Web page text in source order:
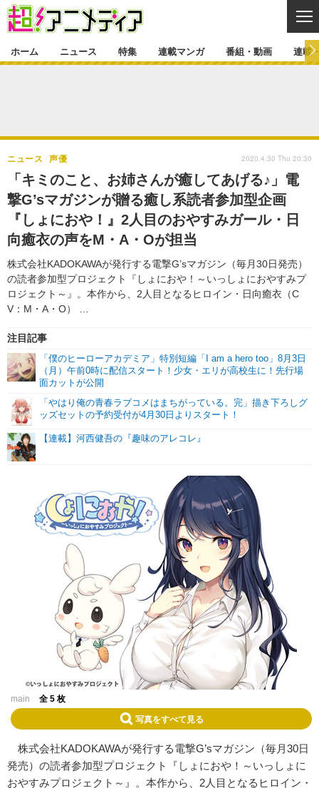
ゲーム・アプリ マンガ
グッズ イベント
声優 コスプレ
特集一覧 カバー
ラキりす
連載マンガ
連載一覧
番組・動画
番組・動画一覧 ラジオ
動画
連載・ブログ
連載・ブログ一覧
編集部ブログ・お知らせ
ホーム ニュース 特集 連載マンガ 番組・動画 連載
「キミのこと、お姉さんが癒してあげる♪」電
撃G’sマガジンが贈る癒し系読者参加型企画
『しょにおや！』2人目のおやすみガール・日
向癒衣の声をM・A・Oが担当
株式会社KADOKAWAが発行する電撃G’sマガジン（毎月30日発売）
の読者参加型プロジェクト『しょにおや！～いっしょにおやすみプ
ロジェクト～』。本作から、2人目となるヒロイン・日向癒衣（C
V：M・A・O） …
ニュース 声優
注目記事
「僕のヒーローアカデミア」特別短編「I am a hero too」8月3日
（月）午前0時に配信スタート！少女・エリが高校生に！先行場
面カットが公開
「やはり俺の青春ラブコメはまちがっている。完」描き下ろしグ
ッズセットの予約受付が4月30日よりスタート！
【連載】河西健吾の『趣味のアレコレ』
2020.4.30 Thu 20:30
main 全 5 枚
写真をすべて見る
株式会社KADOKAWAが発行する電撃G’sマガジン（毎月30日
発売）の読者参加型プロジェクト『しょにおや！～いっしょに
おやすみプロジェクト～』。本作から、2人目となるヒロイン・